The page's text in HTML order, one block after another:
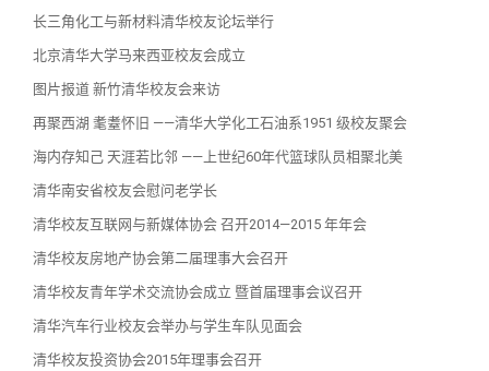
长三角化工与新材料清华校友论坛举行
北京清华大学马来西亚校友会成立
图片报道 新竹清华校友会来访
再聚西湖 耄耋怀旧 ——清华大学化工石油系1951 级校友聚会
海内存知己 天涯若比邻 ——上世纪60年代篮球队员相聚北美
清华南安省校友会慰问老学长
清华校友互联网与新媒体协会 召开2014—2015 年年会
清华校友房地产协会第二届理事大会召开
清华校友青年学术交流协会成立 暨首届理事会议召开
清华汽车行业校友会举办与学生车队见面会
清华校友投资协会2015年理事会召开